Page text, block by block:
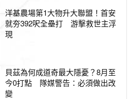
洋基農場第1大物升大聯盟！首安
就夯392呎全壘打 游擊救世主浮
現
貝茲為何成道奇最大隱憂？8月至
今0打點 隊媒警告：必須做出改
變